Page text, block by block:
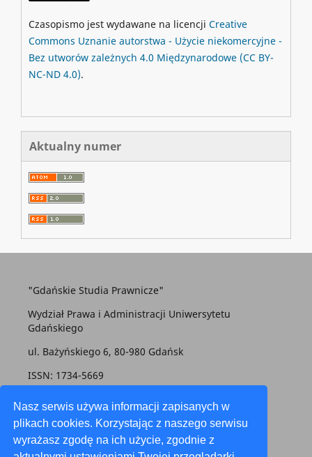
Nasz serwis używa informacji zapisanych w
plikach cookies. Korzystając z naszego serwisu
wyrażasz zgodę na ich użycie, zgodnie z
Czasopismo jest wydawane na licencji Creative
Commons Uznanie autorstwa - Użycie niekomercyjne -
Bez utworów zależnych 4.0 Międzynarodowe (CC BY-
NC-ND 4.0).
Aktualny numer
"Gdańskie Studia Prawnicze"
Wydział Prawa i Administracji Uniwersytetu
Gdańskiego
ul. Bażyńskiego 6, 80-980 Gdańsk
ISSN: 1734-5669
gsp@prawo.ug.edu.pl